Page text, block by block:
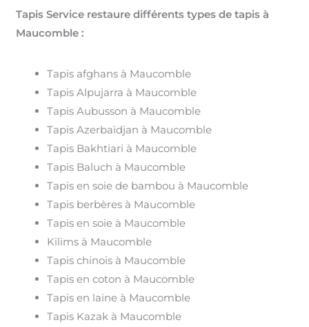
Tapis Service restaure différents types de tapis à
Maucomble :
Tapis afghans à Maucomble
Tapis Alpujarra à Maucomble
Tapis Aubusson à Maucomble
Tapis Azerbaïdjan à Maucomble
Tapis Bakhtiari à Maucomble
Tapis Baluch à Maucomble
Tapis en soie de bambou à Maucomble
Tapis berbères à Maucomble
Tapis en soie à Maucomble
Kilims à Maucomble
Tapis chinois à Maucomble
Tapis en coton à Maucomble
Tapis en laine à Maucomble
Tapis Kazak à Maucomble